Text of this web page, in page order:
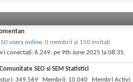
users online. 0 membrii şi 150 invitaţi
conectați: 6.249, pe 9th June 2025 la 08:35.
SEO si SEM Statistici
349.569 Membrii 10.040 Membri Activi